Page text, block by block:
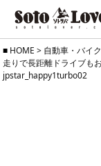
Skip
to
content
HOME > 自動車・バイク
走りで長距離ドライブも
jpstar_happy1turbo02